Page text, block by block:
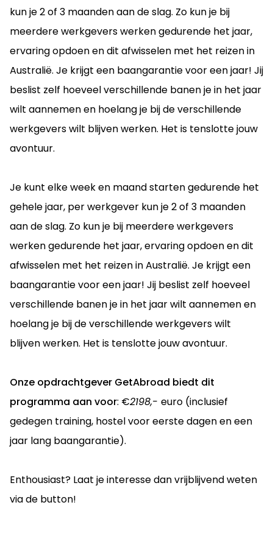
kun je 2 of 3 maanden aan de slag. Zo kun je bij
meerdere werkgevers werken gedurende het jaar,
ervaring opdoen en dit afwisselen met het reizen in
Australië. Je krijgt een baangarantie voor een jaar! Jij
beslist zelf hoeveel verschillende banen je in het jaar
wilt aannemen en hoelang je bij de verschillende
werkgevers wilt blijven werken. Het is tenslotte jouw
avontuur.
Je kunt elke week en maand starten gedurende het
gehele jaar, per werkgever kun je 2 of 3 maanden
aan de slag. Zo kun je bij meerdere werkgevers
werken gedurende het jaar, ervaring opdoen en dit
afwisselen met het reizen in Australië. Je krijgt een
baangarantie voor een jaar! Jij beslist zelf hoeveel
verschillende banen je in het jaar wilt aannemen en
hoelang je bij de verschillende werkgevers wilt
blijven werken. Het is tenslotte jouw avontuur.
Onze opdrachtgever GetAbroad biedt dit
programma aan voor: €2198,- euro (inclusief
gedegen training, hostel voor eerste dagen en een
jaar lang baangarantie).
Enthousiast? Laat je interesse dan vrijblijvend weten
via de button!